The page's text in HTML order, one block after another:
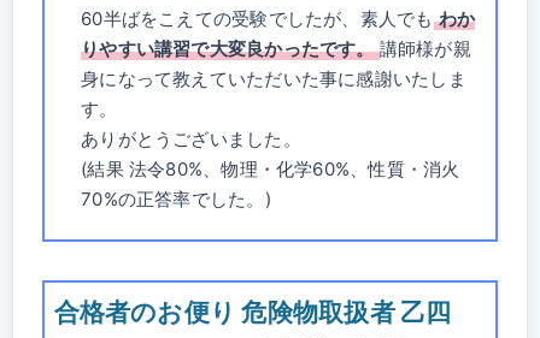
60半ばをこえての受験でしたが、素人でも わか
りやすい講習で大変良かったです。 講師様が親
身になって教えていただいた事に感謝いたしま
す。
ありがとうございました。
(結果 法令80%、物理・化学60%、性質・消火
70%の正答率でした。)
合格者のお便り 危険物取扱者 乙四